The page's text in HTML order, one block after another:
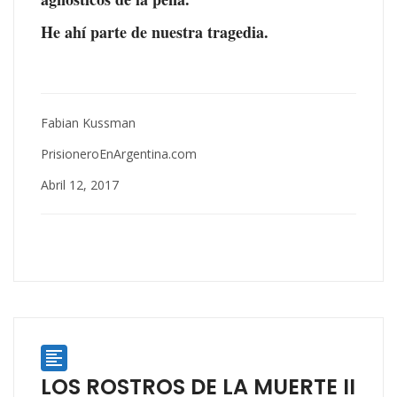
He ahí parte de nuestra tragedia.
Fabian Kussman
PrisioneroEnArgentina.com
Abril 12, 2017

LOS ROSTROS DE LA MUERTE II